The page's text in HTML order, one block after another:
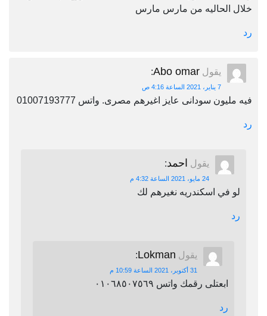
خلال الحاليه من مارس مارس
رد
يقول Abo omar
:
7 يناير، 2021 الساعة 4:16 ص
فيه مليون سودانى عايز اغيرهم مصرى. واتس 01007193777
رد
يقول احمد:
24 مايو، 2021 الساعة 4:32 م
لو في اسكندريه نغيرهم لك
رد
يقول Lokman
:
31 أكتوبر، 2021 الساعة 10:59 م
ابعتلى رقمك واتس ٠١٠٦٨٥٠٧٥٦٩
رد